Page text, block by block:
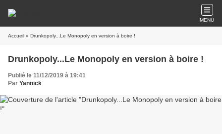
MENU
Accueil » Drunkopoly...Le Monopoly en version à boire !
Drunkopoly...Le Monopoly en version à boire !
Publié le 11/12/2019 à 19:41
Par Yannick